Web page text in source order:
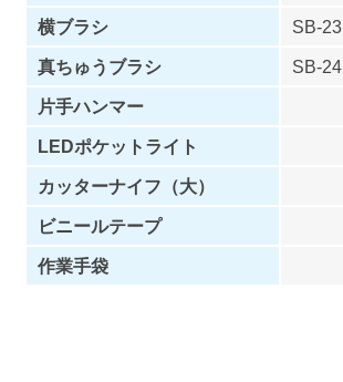
横ブラシ
SB-23
真ちゅうブラシ
SB-24
片手ハンマー
LEDポケットライト
カッターナイフ（大）
ビニールテープ
作業手袋